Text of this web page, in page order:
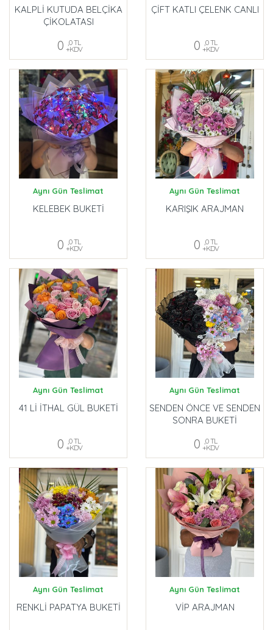
KALPLİ KUTUDA BELÇİKA
ÇİKOLATASI
0 ,0 TL
+KDV
ÇİFT KATLI ÇELENK CANLI
0 ,0 TL
+KDV
Aynı Gün Teslimat
KELEBEK BUKETİ
0 ,0 TL
+KDV
Aynı Gün Teslimat
KARIŞIK ARAJMAN
0 ,0 TL
+KDV
Aynı Gün Teslimat
41 Lİ İTHAL GÜL BUKETİ
0 ,0 TL
+KDV
Aynı Gün Teslimat
SENDEN ÖNCE VE SENDEN
SONRA BUKETİ
0 ,0 TL
+KDV
Aynı Gün Teslimat
RENKLİ PAPATYA BUKETİ
Aynı Gün Teslimat
VİP ARAJMAN